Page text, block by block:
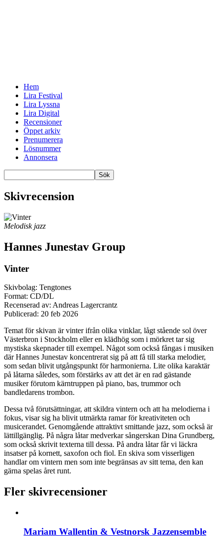
Hem
Lira Festival
Lira Lyssna
Lira Digital
Recensioner
Öppet arkiv
Prenumerera
Lösnummer
Annonsera
Skivrecension
Melodisk jazz
Hannes Junestav Group
Vinter
Skivbolag: Tengtones
Format: CD/DL
Recenserad av: Andreas Lagercrantz
Publicerad: 20 feb 2026
Temat för skivan är vinter ifrån olika vinklar, lågt stående sol över
Västerbron i Stockholm eller en klädhög som i mörkret tar sig
mystiska skepnader till exempel. Något som också fångas i musiken
där Hannes Junestav koncentrerat sig på att få till starka melodier,
som sedan blivit utgångspunkt för harmonierna. Lite olika karaktär
på låtarna således, som förstärks av att det är en rad gästande
musiker förutom kärntruppen på piano, bas, trummor och
bandledarens trombon.
Dessa två förutsättningar, att skildra vintern och att ha melodierna i
fokus, visar sig ha blivit utmärkta ramar för kreativiteten och
musicerandet. Genomgående attraktivt smittande jazz, som också är
lättillgänglig. På några låtar medverkar sångerskan Dina Grundberg,
som också skrivit texterna till dessa. På andra låtar får vi läckra
insatser på kornett, saxofon och fiol. En skiva som visserligen
handlar om vintern men som inte begränsas av sitt tema, den kan
gärna spelas året runt.
Fler skivrecensioner
Mariam Wallentin & Vestnorsk Jazzensemble